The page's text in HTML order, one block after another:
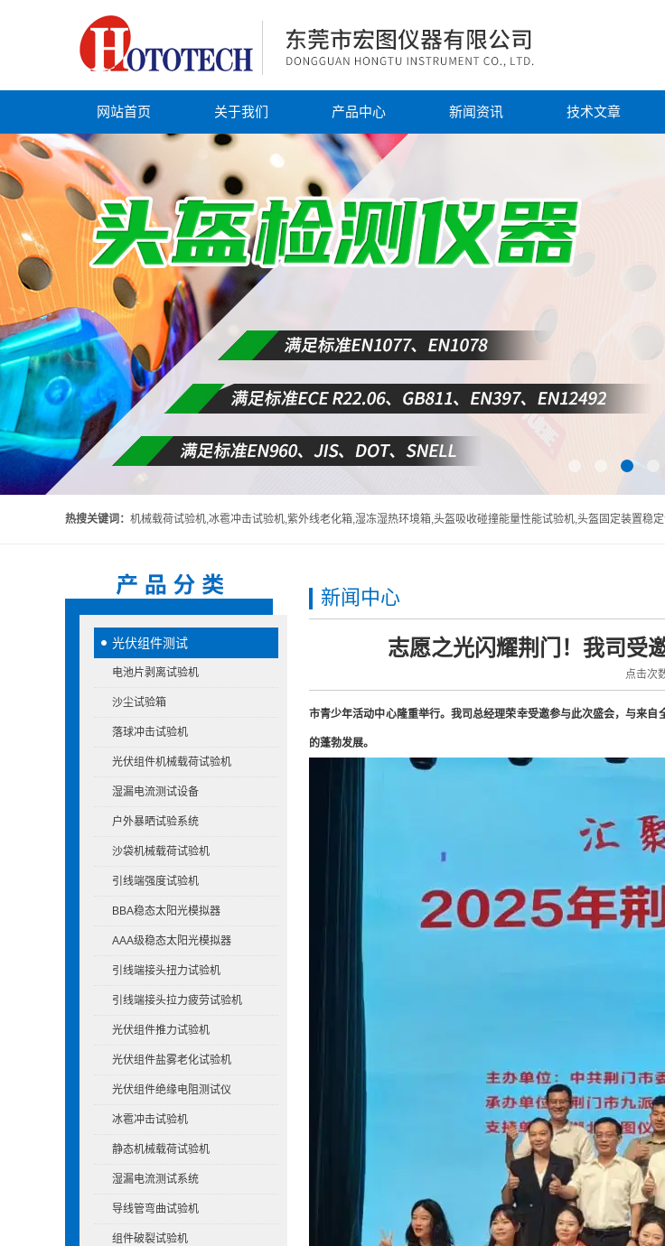
网站首页 关于我们 产品中心 新闻资讯 技术文章
热搜关键词： 机械载荷试验机,冰雹冲击试验机,紫外线老化箱,湿冻湿热环境箱,头盔吸收碰撞能量性能试验机,头盔固定装置稳定试验机,头盔佩戴装置强度试验机,头盔刚度性能试验机,呼吸口罩气密性试验机,
光伏组件测试
电池片剥离试验机
沙尘试验箱
落球冲击试验机
光伏组件机械载荷试验机
湿漏电流测试设备
户外暴晒试验系统
沙袋机械载荷试验机
引线端强度试验机
BBA稳态太阳光模拟器
AAA级稳态太阳光模拟器
引线端接头扭力试验机
引线端接头拉力疲劳试验机
光伏组件推力试验机
光伏组件盐雾老化试验机
光伏组件绝缘电阻测试仪
冰雹冲击试验机
静态机械载荷试验机
湿漏电流测试系统
导线管弯曲试验机
组件破裂试验机
新闻中心
志愿之光闪耀荆门！我司受
点击次
市青少年活动中心隆重举行。我司总经理荣幸受邀参与此次盛会，与来
的蓬勃发展。